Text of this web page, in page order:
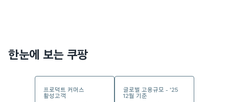
한눈에 보는 쿠팡
프로덕트 커머스
활성고객
글로벌 고용규모 - '25
12월 기준